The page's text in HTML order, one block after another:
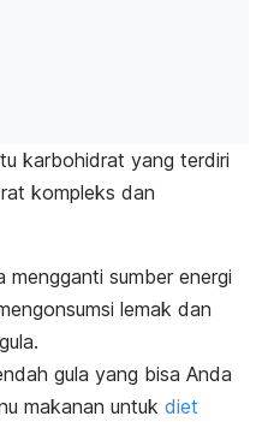
karbohidrat yang terdiri
kompleks dan
sumber energi
lemak dan
gula yang bisa Anda
makanan untuk diet